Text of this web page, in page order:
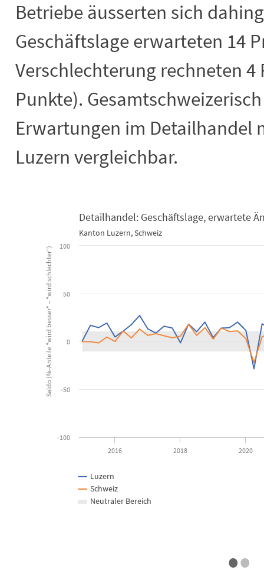
Betriebe äusserten sich
Geschäftslage erwarteten 14
Verschlechterung rechneten 4
Punkte).
Erwartungen im Detailhandel
Luzern vergleichbar.
Detailhandel: Geschäftslage,
Combination chart with 3 data series.
Kanton Luzern, Schweiz
View as data table, Detailhandel: Geschäftslage, erwartete Änderung
The chart has 1 X axis displaying Time. Data ranges from
The chart has 1 Y axis displaying Saldo (%-Anteile "wird
Saldo (%-Anteile "wird besser" – "wird schlechter")
Detailhandel: Geschäftslage, erwartete
Kanton Luzern, Schweiz
Luzern
Schweiz
Neutraler Bereich
2016 2018 2020
-100
-50
0
50
100
••